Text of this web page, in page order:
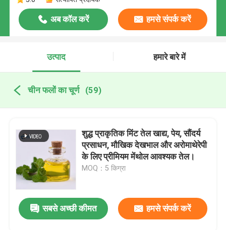
अब कॉल करें हमसे संपर्क करें
उत्पाद हमारे बारे में
चीन फलों का चूर्ण (59)
शुद्ध प्राकृतिक मिंट तेल खाद्य, पेय, सौंदर्य
प्रसाधन, मौखिक देखभाल और अरोमाथेरेपी
के लिए प्रीमियम मेंथोल आवश्यक तेल।
MOQ：5 किग्रा
सबसे अच्छी कीमत हमसे संपर्क करें